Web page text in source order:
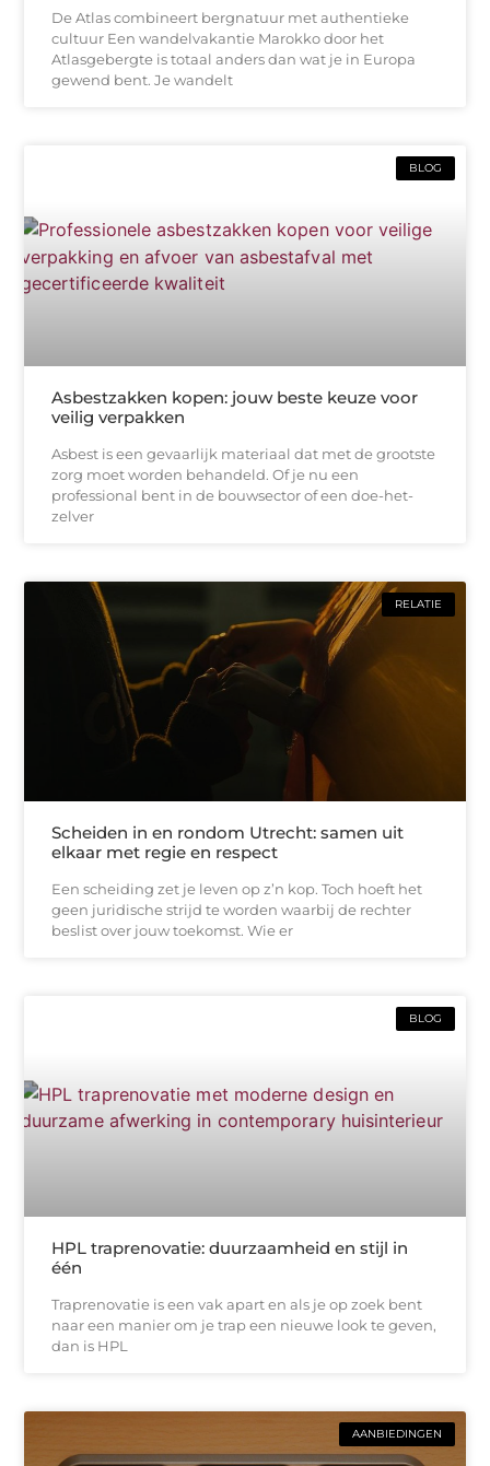
De Atlas combineert bergnatuur met authentieke
cultuur Een wandelvakantie Marokko door het
Atlasgebergte is totaal anders dan wat je in Europa
gewend bent. Je wandelt
BLOG
Asbestzakken kopen: jouw beste keuze voor
veilig verpakken
Asbest is een gevaarlijk materiaal dat met de grootste
zorg moet worden behandeld. Of je nu een
professional bent in de bouwsector of een doe-het-
zelver
RELATIE
Scheiden in en rondom Utrecht: samen uit
elkaar met regie en respect
Een scheiding zet je leven op z’n kop. Toch hoeft het
geen juridische strijd te worden waarbij de rechter
beslist over jouw toekomst. Wie er
BLOG
HPL traprenovatie: duurzaamheid en stijl in
één
Traprenovatie is een vak apart en als je op zoek bent
naar een manier om je trap een nieuwe look te geven,
dan is HPL
AANBIEDINGEN